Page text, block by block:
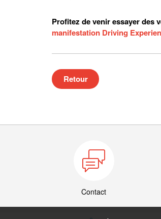
Profitez de venir essayer des
manifestation Driving
Retour
Contact